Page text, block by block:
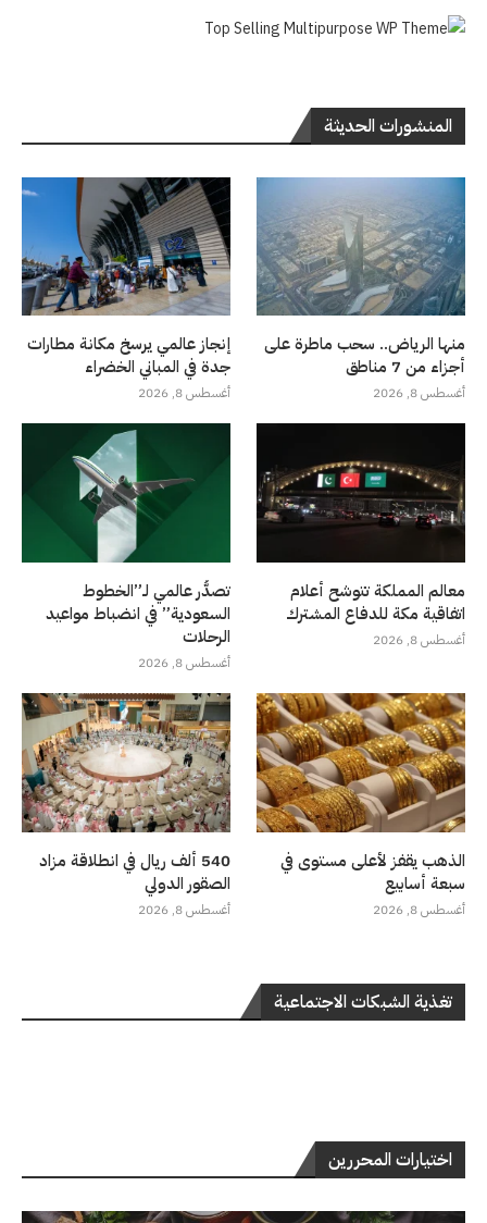
المنشورات الحديثة
منها الرياض.. سحب ماطرة على
أجزاء من 7 مناطق
أغسطس 8, 2026
إنجاز عالمي يرسخ مكانة مطارات
جدة في المباني الخضراء
أغسطس 8, 2026
معالم المملكة تتوشح أعلام
اتفاقية مكة للدفاع المشترك
أغسطس 8, 2026
تصدُّر عالمي لـ”الخطوط
السعودية” في انضباط مواعيد
الرحلات
أغسطس 8, 2026
الذهب يقفز لأعلى مستوى في
سبعة أسابيع
أغسطس 8, 2026
540 ألف ريال في انطلاقة مزاد
الصقور الدولي
أغسطس 8, 2026
تغذية الشبكات الاجتماعية
اختيارات المحررين